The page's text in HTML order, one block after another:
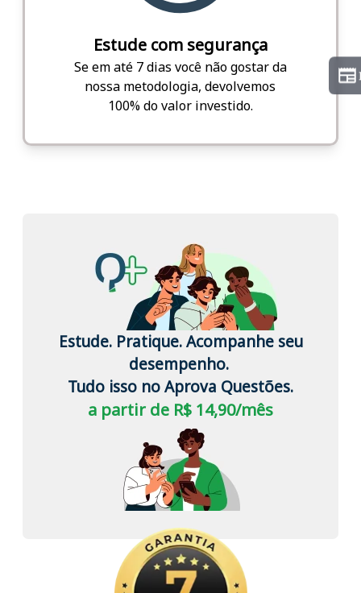
Estude com segurança
Se em até 7 dias você não gostar da
nossa metodologia, devolvemos
100% do valor investido.
Estude. Pratique. Acompanhe seu
desempenho.
Tudo isso no Aprova Questões.
a partir de R$ 14,90/mês